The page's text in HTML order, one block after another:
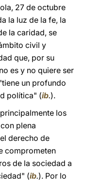
27 de octubre
la luz de la fe, la
la caridad, se
civil y
que, por su
es y no quiere ser
un profundo
política" (ib.).
los
plena
derecho de
comprometen
de la sociedad a
(ib.). Por lo